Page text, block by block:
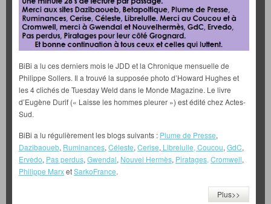
BiBi a lu ces derniers mois le JDD et la Chronique mensuelle de
Philippe Sollers. Il a trouvé la supposée photo d’Howard Hughes et
les 4 clichés de Tuesday Weld dans le Monde Magazine. Le livre
d’Eugène Durif (« Laisse les hommes pleurer ») est édité chez Actes-
Sud.
BiBi a lu régulièrement les blogs suivants : Plume de Presse,
Dazibaoueb, Ruminances, Céleste, Cerise, Librelulle, Coucou, GdC,
Ervedo, Pas perdus, Gwendal, Nouvel Hermès, Piratages, Cromwell,
Philippe MarxetSarkoFrance.
Plus>>